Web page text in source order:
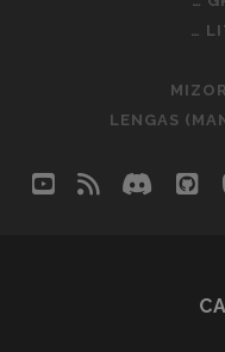
…
LENGAS
youtube
rss